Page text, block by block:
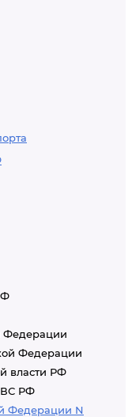
Федерации
Федерации
власти РФ
ВС РФ
Федерации N